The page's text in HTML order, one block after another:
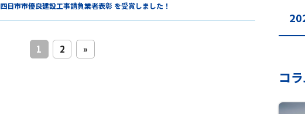
四日市市優良建設工事請負業者表彰 を受賞しました！
1 2 »
コ